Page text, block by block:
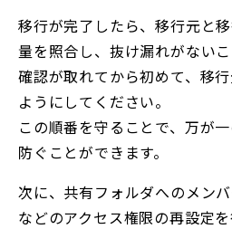
移行が完了したら、移行元と
量を照合し、抜け漏れがない
確認が取れてから初めて、移
ようにしてください。
この順番を守ることで、万が
防ぐことができます。
次に、共有フォルダへのメン
などのアクセス権限の再設定を